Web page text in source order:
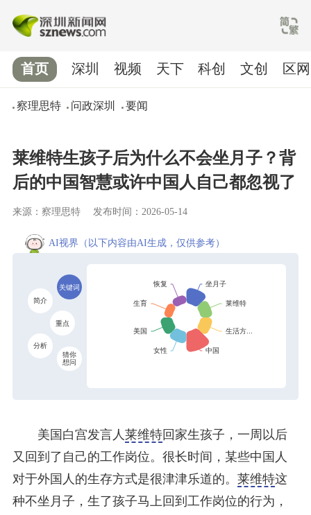
首页
察理思特 问政深圳 要闻
深圳 视频 天下 科创 文创 区网
莱维特生孩子后为什么不会坐月子？背
后的中国智慧或许中国人自己都忽视了
来源：察理思特 发布时间：2026-05-14
AI视界 （以下内容由AI生成，仅供参考）
关键词
简介
重点
分析
猜你
想问
美国白宫发言人 莱维特回家生孩子，一周以后
又回到了自己的工作岗位。很长时间，某些中国人
对于外国人的生存方式是很津津乐道的。 莱维特这
种不坐月子，生了孩子马上回到工作岗位的行为，